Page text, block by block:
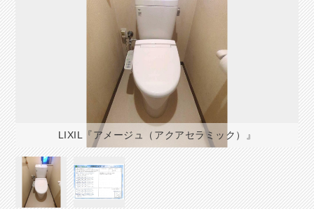
LIXIL『アメージュ（アクアセラミック）』